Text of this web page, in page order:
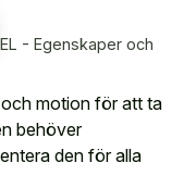
- Egenskaper och
motion för att ta
behöver
den för alla